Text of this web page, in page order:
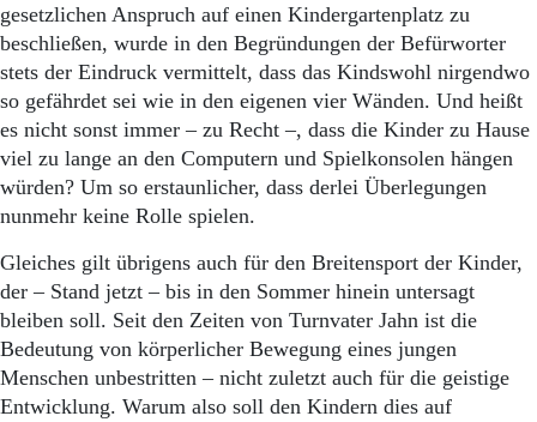
gesetzlichen Anspruch auf einen Kindergartenplatz zu
beschließen, wurde in den Begründungen der Befürworter
stets der Eindruck vermittelt, dass das Kindswohl nirgendwo
so gefährdet sei wie in den eigenen vier Wänden. Und heißt
es nicht sonst immer – zu Recht –, dass die Kinder zu Hause
viel zu lange an den Computern und Spielkonsolen hängen
würden? Um so erstaunlicher, dass derlei Überlegungen
nunmehr keine Rolle spielen.
Gleiches gilt übrigens auch für den Breitensport der Kinder,
der – Stand jetzt – bis in den Sommer hinein untersagt
bleiben soll. Seit den Zeiten von Turnvater Jahn ist die
Bedeutung von körperlicher Bewegung eines jungen
Menschen unbestritten – nicht zuletzt auch für die geistige
Entwicklung. Warum also soll den Kindern dies auf